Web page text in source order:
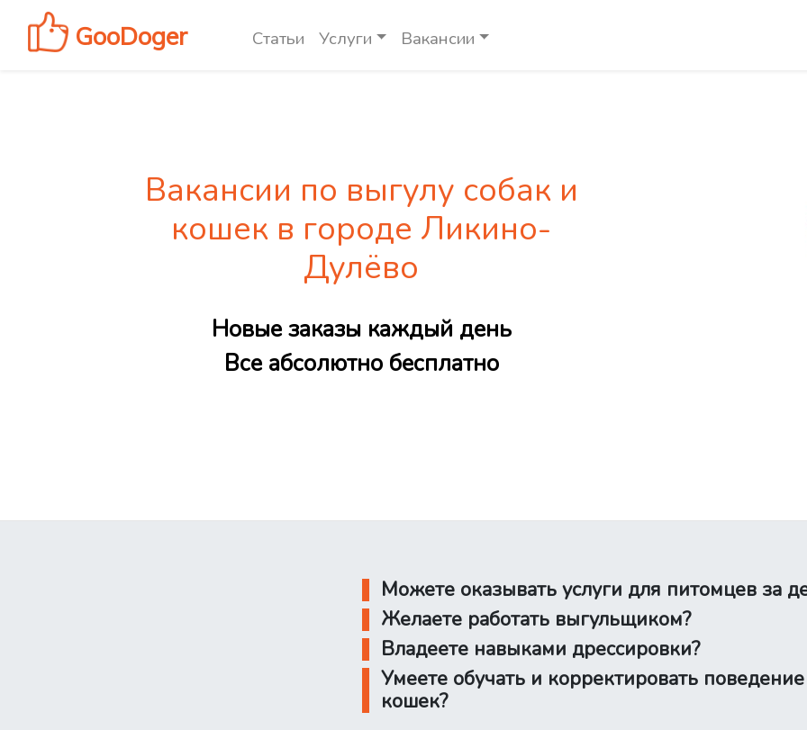
GooDoger Статьи Услуги Вакансии
Вакансии по выгулу собак и
кошек в городе Ликино-
Дулёво
Новые заказы каждый день
Все абсолютно бесплатно
Можете оказывать услуги для питомцев за
Желаете работать выгульщиком?
Владеете навыками дрессировки?
Умеете обучать и корректировать
кошек?